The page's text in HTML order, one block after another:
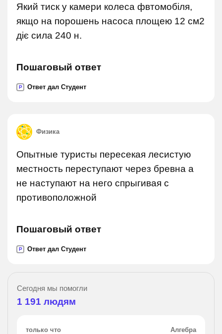
Який тиск у камери колеса фвтомобіля,
якщо на порошень насоса площею 12 см2
діє сила 240 н.
Пошаговый ответ
P Ответ дал Студент
Физика
Опытные туристы пересекая лесистую
местность переступают через бревна а
не наступают на него спрыгивая с
противоположной
Пошаговый ответ
P Ответ дал Студент
Сегодня мы помогли
1 191 людям
только что Алгебра